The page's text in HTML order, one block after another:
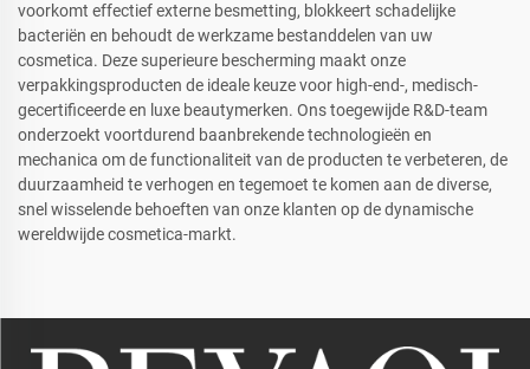
voorkomt effectief externe besmetting, blokkeert schadelijke
bacteriën en behoudt de werkzame bestanddelen van uw
cosmetica. Deze superieure bescherming maakt onze
verpakkingsproducten de ideale keuze voor high-end-, medisch-
gecertificeerde en luxe beautymerken. Ons toegewijde R&D-team
onderzoekt voortdurend baanbrekende technologieën en
mechanica om de functionaliteit van de producten te verbeteren, de
duurzaamheid te verhogen en tegemoet te komen aan de diverse,
snel wisselende behoeften van onze klanten op de dynamische
wereldwijde cosmetica-markt.